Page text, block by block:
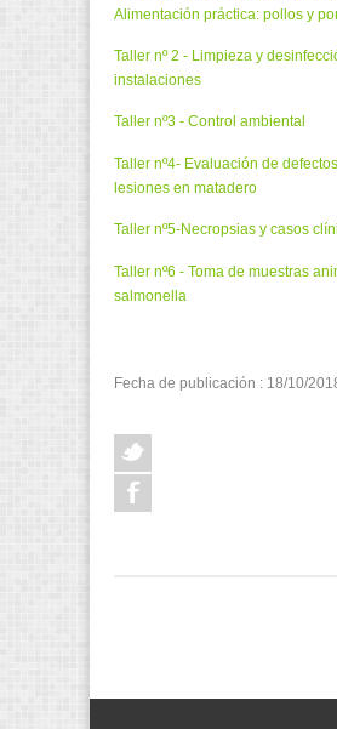
Alimentación práctica: pollos y
Taller nº 2 - Limpieza y
instalaciones
Taller nº3 - Control ambiental
Taller nº4- Evaluación de
lesiones en matadero
Taller nº5-Necropsias y casos
Taller nº6 - Toma de muestras
salmonella
Fecha de publicación : 18/10/